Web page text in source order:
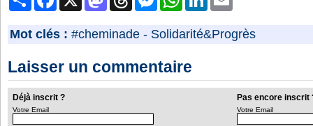
Mot clés : #cheminade - Solidarité&Progrès
Laisser un commentaire
Déjà inscrit ? Pas encore inscrit
Votre Email Votre Email